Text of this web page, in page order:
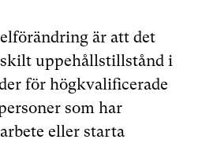
är att det
uppehållstillstånd i
för högkvalificerade
som har
eller starta